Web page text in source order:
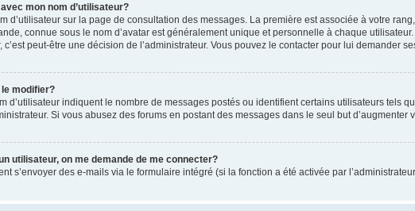
mon nom d’utilisateur?
d’utilisateur sur la page de consultation des messages. La première est associée à votre
connue sous le nom d’avatar est généralement unique et personnelle à chaque
peut-être une décision de l’administrateur. Vous pouvez le contacter pour lui demander
le modifier?
d’utilisateur indiquent le nombre de messages postés ou identifient certains utilisateurs tels
Si vous abusez des forums en postant des messages dans le seul but
utilisateur, on me demande de me connecter?
s’envoyer des e-mails via le formulaire intégré (si la fonction a été activée par